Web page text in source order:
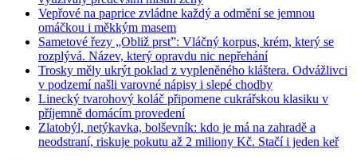
Vepřové na paprice zvládne každý a odmění se jemnou
omáčkou i měkkým masem
Sametové řezy „Obliž prst”: Vláčný korpus, krém, který se
rozplývá. Název, který opravdu nic nepřehání
Trosky měly ukrýt poklad z vypleněného kláštera. Odvážlivci
v podzemí našli varovné nápisy i slepé chodby
Linecký tvarohový koláč připomene cukrářskou klasiku v
příjemně domácím provedení
Zlatobýl, netýkavka, bolševník: kdo je má na zahradě a
neodstraní, riskuje pokutu až 2 miliony Kč. Stačí i jeden keř